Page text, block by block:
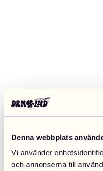
Denna webbplats
Vi använder
och annonserna till